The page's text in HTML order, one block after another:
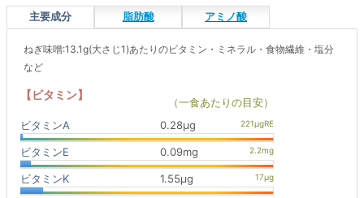
主要成分 脂肪酸 アミノ酸
ねぎ味噌:13.1g(大さじ1)あたりのビタミン・ミネラル・食物繊維・塩分
など
【ビタミン】
（一食あたりの目安）
ビタミンA
0.28μg
ビタミンE 0.09mg
ビタミンK 1.55μg